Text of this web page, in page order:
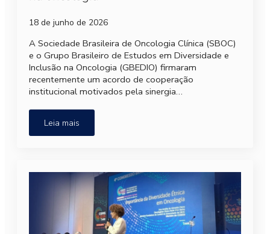
18 de junho de 2026
A Sociedade Brasileira de Oncologia Clínica (SBOC)
e o Grupo Brasileiro de Estudos em Diversidade e
Inclusão na Oncologia (GBEDIO) firmaram
recentemente um acordo de cooperação
institucional motivados pela sinergia…
Leia mais